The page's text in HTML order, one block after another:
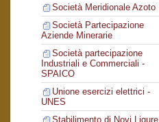
Società Meridionale Azoto
Società Partecipazione
Aziende Minerarie
Società partecipazione
Industriali e Commerciali -
SPAICO
Unione esercizi elettrici -
UNES
Stabilimento di Novi Ligure